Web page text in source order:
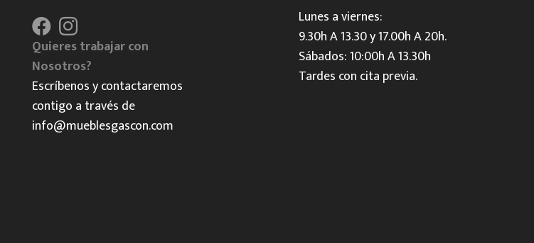
Quieres trabajar con
Nosotros?
Escríbenos y contactaremos
contigo a través de
info@mueblesgascon.com
Lunes a viernes:
9.30h A 13.30 y 17.00h A 20h.
Sábados: 10:00h A 13.30h
Tardes con cita previa.